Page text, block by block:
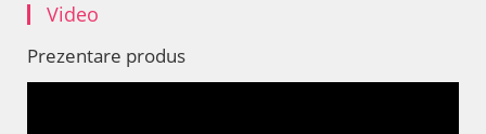
Video
Prezentare produs